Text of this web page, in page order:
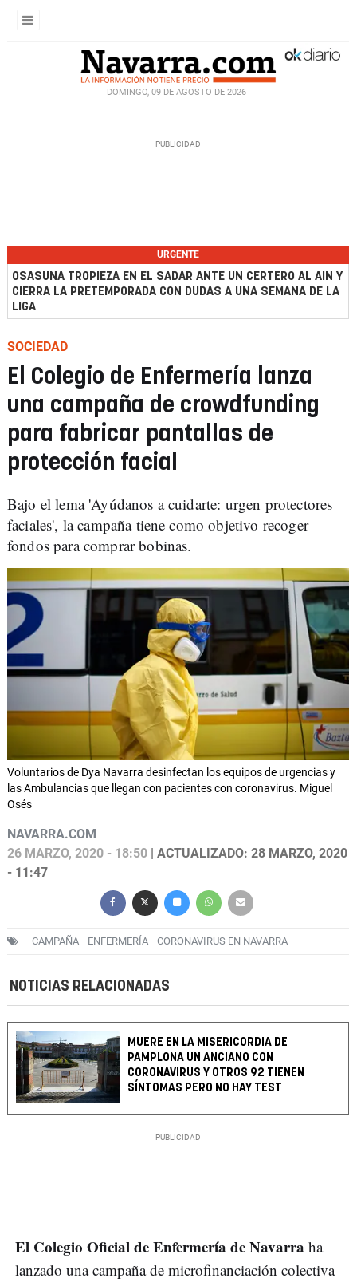
DOMINGO, 09 DE AGOSTO DE 2026
URGENTE
OSASUNA TROPIEZA EN EL SADAR ANTE UN CERTERO AL AIN Y
CIERRA LA PRETEMPORADA CON DUDAS A UNA SEMANA DE LA
LIGA
SOCIEDAD
El Colegio de Enfermería lanza
una campaña de crowdfunding
para fabricar pantallas de
protección facial
Bajo el lema 'Ayúdanos a cuidarte: urgen protectores
faciales', la campaña tiene como objetivo recoger
fondos para comprar bobinas.
Voluntarios de Dya Navarra desinfectan los equipos de urgencias y
las Ambulancias que llegan con pacientes con coronavirus. Miguel
Osés
NAVARRA.COM
26 MARZO, 2020 - 18:50 | ACTUALIZADO: 28 MARZO, 2020
- 11:47
CAMPAÑA ENFERMERÍA CORONAVIRUS EN NAVARRA
NOTICIAS RELACIONADAS
MUERE EN LA MISERICORDIA DE
PAMPLONA UN ANCIANO CON
CORONAVIRUS Y OTROS 92 TIENEN
SÍNTOMAS PERO NO HAY TEST
El Colegio Oficial de Enfermería de Navarra ha
lanzado una campaña de microfinanciación colectiva